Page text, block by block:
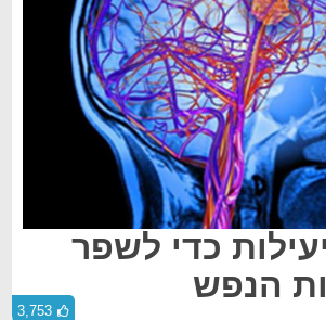
יעילות כדי לשפר
הנפש
3,753